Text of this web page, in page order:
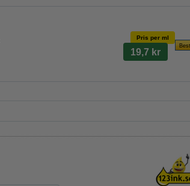
Pris per ml
19,7 kr